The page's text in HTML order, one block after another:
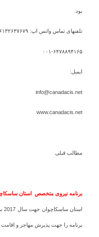
بود.
تلفنهای تماس واتس اپ: ۶۱۳۲۶۳۷۶۷۹-۰۰۱
۰۰۱-۶۴۷۸۸۹۴۱۶۵
ایمیل:
info@canadacis.net
www.canadacis.net
مطالب قبلی
برنامه نیروی متخصص استان ساسکاچوان 2017 ( اپدیت شده درماه